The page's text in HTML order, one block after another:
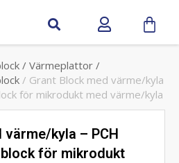
/ Värmeplattor /
/ Grant Block med värme/kyla
för mikrodukt med värme/kyla
kyla – PCH
för mikrodukt